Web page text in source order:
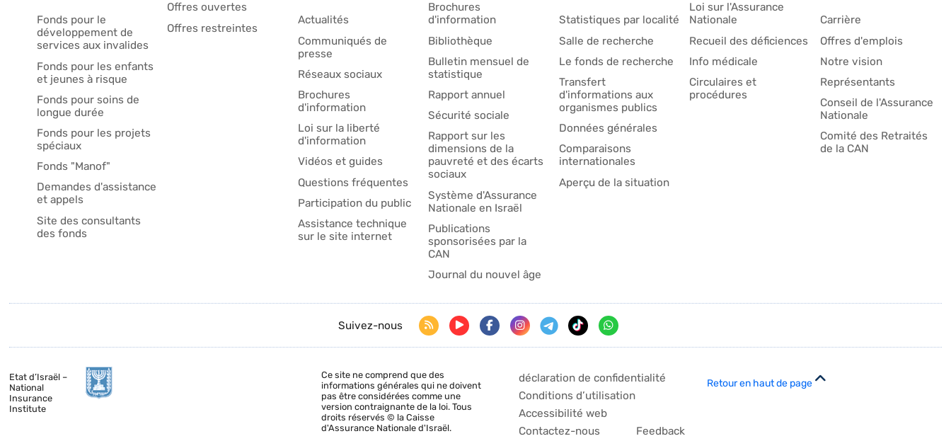
Carrière
Offres d'emplois
Notre vision
Représentants
Conseil de l'Assurance
Nationale
Comité des Retraités
de la CAN
Loi sur l'Assurance
Nationale
Recueil des déficiences
Info médicale
Circulaires et
procédures
Statistiques par localité
Salle de recherche
Le fonds de recherche
Transfert
d'informations aux
organismes publics
Données générales
Comparaisons
internationales
Aperçu de la situation
Brochures
d'information
Bibliothèque
Bulletin mensuel de
statistique
Rapport annuel
Sécurité sociale
Rapport sur les
dimensions de la
pauvreté et des écarts
sociaux
Système d'Assurance
Nationale en Israël
Publications
sponsorisées par la
CAN
Journal du nouvel âge
Actualités
Communiqués de
presse
Réseaux sociaux
Brochures
d'information
Loi sur la liberté
d'information
Vidéos et guides
Questions fréquentes
Participation du public
Assistance technique
sur le site internet
Offres ouvertes
Offres restreintes
Fonds pour le
développement de
services aux invalides
Fonds pour les enfants
et jeunes à risque
Fonds pour soins de
longue durée
Fonds pour les projets
spéciaux
Fonds "Manof"
Demandes d'assistance
et appels
Site des consultants
des fonds
Etat d’Israël –
National
Insurance
Institute
Ce site ne comprend que des
informations générales qui ne doivent
pas être considérées comme une
version contraignante de la loi. Tous
droits réservés © la Caisse
d'Assurance Nationale d'Israël.
Suivez-nous
déclaration de confidentialité
Conditions d’utilisation
Accessibilité web
Contactez-nous
Feedback
Retour en haut de page